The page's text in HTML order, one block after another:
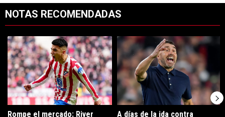
NOTAS RECOMENDADAS
Un artículo de tendencia con el título "Rompe el mercado: River
Rompe el mercado: River
Un artículo de tendencia con el
A días de la ida contra